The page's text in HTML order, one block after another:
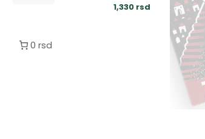
1,330 rsd
0 rsd